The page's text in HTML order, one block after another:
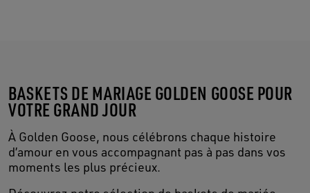
BASKETS DE MARIAGE GOLDEN GOOSE POUR
VOTRE GRAND JOUR
À Golden Goose, nous célébrons chaque histoire
d’amour en vous accompagnant pas à pas dans vos
moments les plus précieux.